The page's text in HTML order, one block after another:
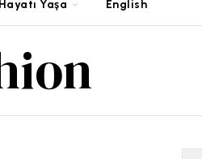
Hayatı Yaşa English